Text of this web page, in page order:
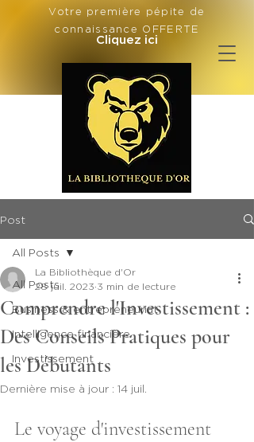
Votre première pépite de
connaissance OFFERTE
Cliquez ici
Post
All Posts
Business & entrepreneuriat
Intelligence financière
Investissement
All Posts
Comprendre l'Investissement :
Des Conseils Pratiques pour
les Débutants
La Bibliothèque d'Or
28 juil. 2023 3 min de lecture
Dernière mise à jour : 14 juil.
Le voyage d'investissement